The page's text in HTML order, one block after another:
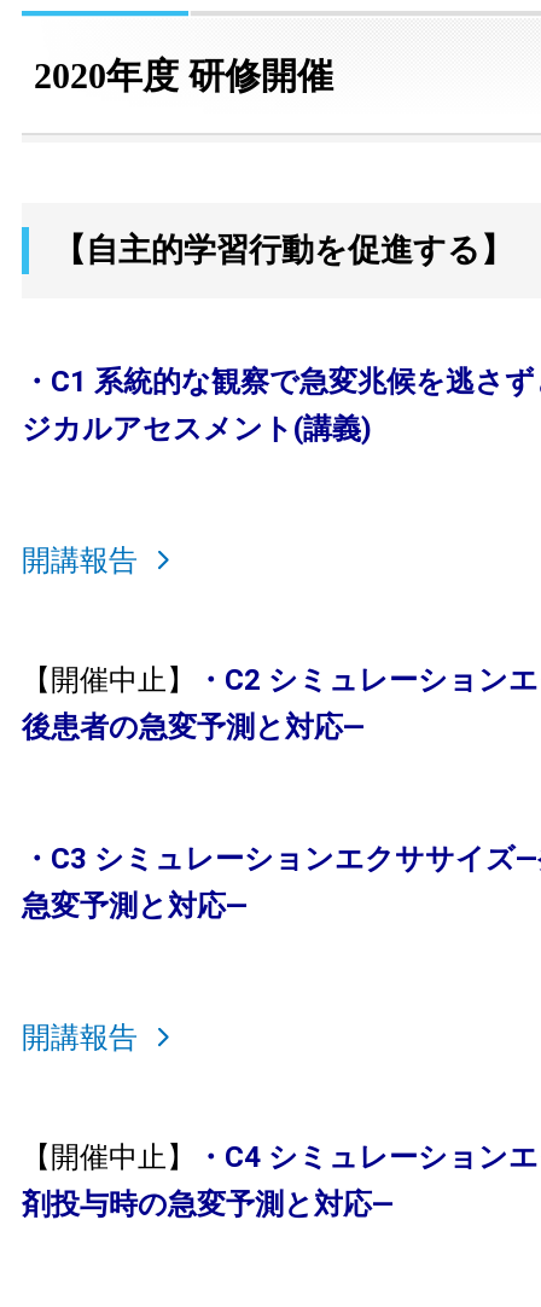
2020年度 研修開催
【自主的学習行動を促進する】
・C1 系統的な観察で急変兆候を逃さ
ジカルアセスメント(講義)
開講報告
【開催中止】
・C2 シミュレーション
後患者の急変予測と対応—
・C3 シミュレーションエクササイズ
急変予測と対応—
開講報告
【開催中止】
・C4 シミュレーション
剤投与時の急変予測と対応—